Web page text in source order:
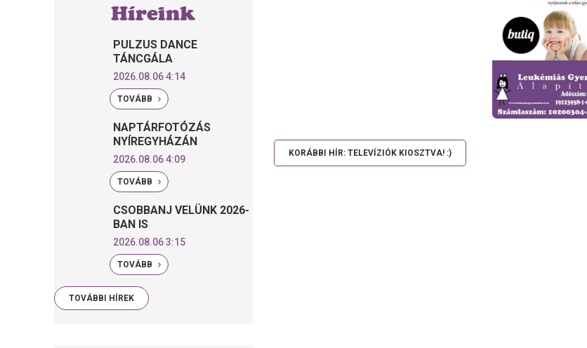
Híreink
PULZUS DANCE
TÁNCGÁLA
2026.08.06 4:14
TOVÁBB
NAPTÁRFOTÓZÁS
NYÍREGYHÁZÁN
2026.08.06 4:09
TOVÁBB
CSOBBANJ VELÜNK 2026-
BAN IS
2026.08.06 3:15
TOVÁBB
TOVÁBBI HÍREK
KORÁBBI HÍR: TELEVÍZIÓK KIOSZTVA! :)